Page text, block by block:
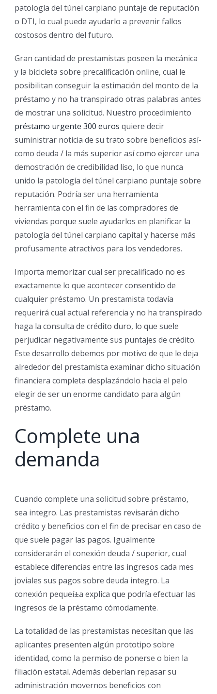
patologí­a del túnel carpiano puntaje de reputación
o DTI, lo cual puede ayudarlo a prevenir fallos
costosos dentro del futuro.
Gran cantidad de prestamistas poseen la mecánica
y la bicicleta sobre precalificación online, cual le
posibilitan conseguir la estimación del monto de la
préstamo y no ha transpirado otras palabras antes
de mostrar una solicitud. Nuestro procedimiento
préstamo urgente 300 euros quiere decir
suministrar noticia de su trato sobre beneficios así­
como deuda / la más superior así­ como ejercer una
demostración de credibilidad liso, lo que nunca
unido la patologí­a del túnel carpiano puntaje sobre
reputación. Podría ser una herramienta
herramienta con el fin de las compradores de
viviendas porque suele ayudarlos en planificar la
patologí­a del túnel carpiano capital y hacerse más
profusamente atractivos para los vendedores.
Importa memorizar cual ser precalificado no es
exactamente lo que acontecer consentido de
cualquier préstamo. Un prestamista todavía
requerirá cual actual referencia y no ha transpirado
haga la consulta de crédito duro, lo que suele
perjudicar negativamente sus puntajes de crédito.
Este desarrollo debemos por motivo de que le deja
alrededor del prestamista examinar dicho situación
financiera completa desplazándolo hacia el pelo
elegir de ser un enorme candidato para algún
préstamo.
Complete una
demanda
Cuando complete una solicitud sobre préstamo,
sea integro. Las prestamistas revisarán dicho
crédito y beneficios con el fin de precisar en caso de
que suele pagar las pagos. Igualmente
considerarán el conexión deuda / superior, cual
establece diferencias entre las ingresos cada mes
joviales sus pagos sobre deuda integro. La
conexión pequeí±a explica que podría efectuar las
ingresos de la préstamo cómodamente.
La totalidad de las prestamistas necesitan que las
aplicantes presenten algún prototipo sobre
identidad, como la permiso de ponerse o bien la
filiación estatal. Además deberían repasar su
administración movernos beneficios con